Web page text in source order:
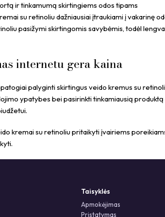
ir tinkamumą skirtingiems odos tipams
su retinoliu dažniausiai įtraukiami į vakarinę
pasižymi skirtingomis savybėmis, todėl
internetu gera kaina
palyginti skirtingus veido kremus su
ypatybes bei pasirinkti tinkamiausią
kremai su retinoliu pritaikyti įvairiems
Taisyklės
Apmokėjimas
Pristatymas